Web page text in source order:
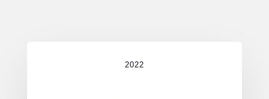
2022